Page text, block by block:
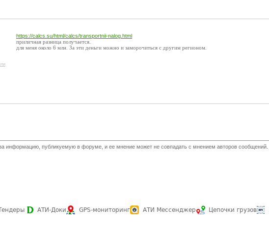
https://calcs.su/html/calcs/transportnii-nalog.html
приличная разница получается.
для меня около 6 млн. За эти деньги можно и заморочиться с другим регионом.
информацию, публикуемую в форуме, и ее мнение может не совпадать с мнением авторов сообщений.
АТИ-Доки GPS-мониторинг АТИ Мессенджер Цепочки грузов